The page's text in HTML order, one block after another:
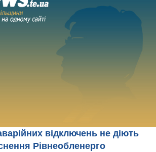
відключень не діють
Рівнеобленерго